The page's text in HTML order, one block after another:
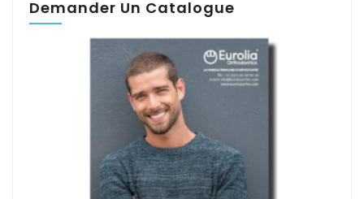
Demander Un Catalogue